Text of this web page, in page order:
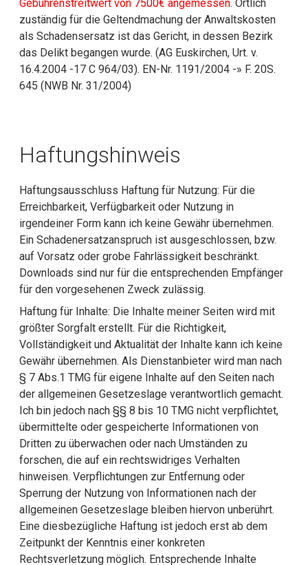
Gebührenstreitwert von 7500€ angemessen. Örtlich
zuständig für die Geltendmachung der Anwaltskosten
als Schadensersatz ist das Gericht, in dessen Bezirk
das Delikt begangen wurde. (AG Euskirchen, Urt. v.
16.4.2004 -17 C 964/03). EN-Nr. 1191/2004 -» F. 20S.
645 (NWB Nr. 31/2004)
Haftungshinweis
Haftungsausschluss Haftung für Nutzung: Für die
Erreichbarkeit, Verfügbarkeit oder Nutzung in
irgendeiner Form kann ich keine Gewähr übernehmen.
Ein Schadenersatzanspruch ist ausgeschlossen, bzw.
auf Vorsatz oder grobe Fahrlässigkeit beschränkt.
Downloads sind nur für die entsprechenden Empfänger
für den vorgesehenen Zweck zulässig.
Haftung für Inhalte: Die Inhalte meiner Seiten wird mit
größter Sorgfalt erstellt. Für die Richtigkeit,
Vollständigkeit und Aktualität der Inhalte kann ich keine
Gewähr übernehmen. Als Dienstanbieter wird man nach
§ 7 Abs.1 TMG für eigene Inhalte auf den Seiten nach
der allgemeinen Gesetzeslage verantwortlich gemacht.
Ich bin jedoch nach §§ 8 bis 10 TMG nicht verpflichtet,
übermittelte oder gespeicherte Informationen von
Dritten zu überwachen oder nach Umständen zu
forschen, die auf ein rechtswidriges Verhalten
hinweisen. Verpflichtungen zur Entfernung oder
Sperrung der Nutzung von Informationen nach der
allgemeinen Gesetzeslage bleiben hiervon unberührt.
Eine diesbezügliche Haftung ist jedoch erst ab dem
Zeitpunkt der Kenntnis einer konkreten
Rechtsverletzung möglich. Entsprechende Inhalte